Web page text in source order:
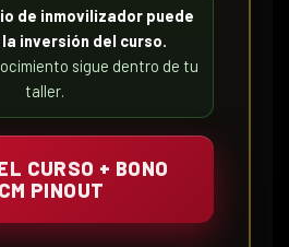
de inmovilizador puede
inversión del curso.
sigue dentro de tu
taller.
CURSO + BONO
PINOUT